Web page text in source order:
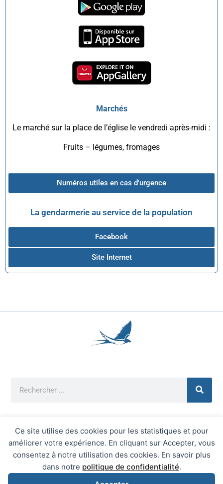
Ce site utilise des cookies pour les statistiques et pour
améliorer votre expérience. En cliquant sur Accepter, vous
consentez à notre utilisation des cookies. En savoir plus
dans notre politique de confidentialité.
Marchés
Le marché sur la place de l’église le vendredi après-midi :
Fruits – légumes, fromages
Numéros utiles en cas d'urgence
La gendarmerie au service de la population
Facebook
Site Internet
Mentions Légales
Mairie d'Écrainville © 2026 Tous Droits Réservés